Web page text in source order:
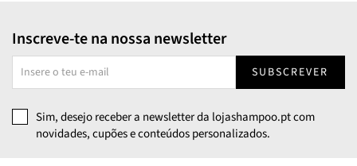
Inscreve-te na nossa newsletter
SUBSCREVER
Sim, desejo receber a newsletter da lojashampoo.pt com
novidades, cupões e conteúdos personalizados.